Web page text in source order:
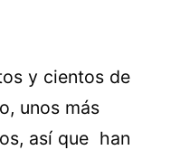
y cientos de
unos más
así que han